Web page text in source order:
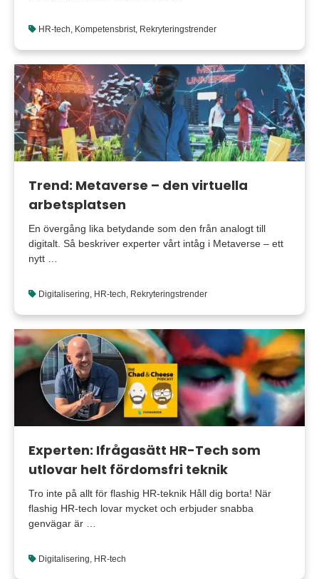
HR-tech, Kompetensbrist, Rekryteringstrender
Trend: Metaverse – den virtuella
arbetsplatsen
En övergång lika betydande som den från analogt till
digitalt. Så beskriver experter vårt intåg i Metaverse – ett
nytt …
Digitalisering, HR-tech, Rekryteringstrender
Experten: Ifrågasätt HR-Tech som
utlovar helt fördomsfri teknik
Tro inte på allt för flashig HR-teknik Håll dig borta! När
flashig HR-tech lovar mycket och erbjuder snabba
genvägar är …
Digitalisering, HR-tech